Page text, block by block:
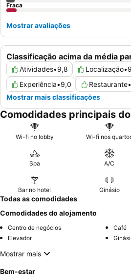
Classificação acima da média
Atividades•9,8 Localização•
Experiência•9,0 Restaurante•
Mostrar mais classificações
Fraca
Mostrar avaliações
Comodidades principais
Wi-fi no lobby Wi-fi nos
Spa A/C
Bar no hotel Ginásio
Todas as comodidades
Comodidades do alojamento
Centro de negócios
Café
Elevador
Mostrar mais
Bem-estar